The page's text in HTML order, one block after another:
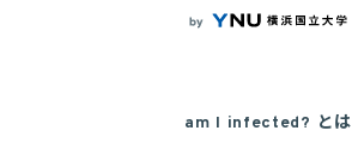
am I infected? とは